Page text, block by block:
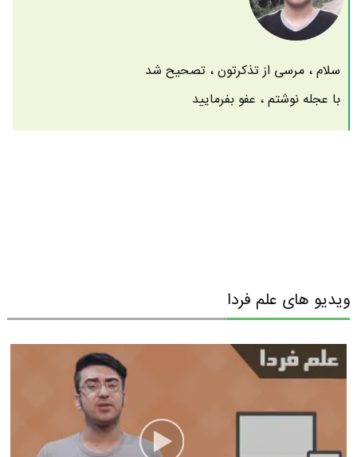
سلام ، مرسی از تذکرتون ، تصحیح شد
با عجله نوشتم ، عفو بفرمایید
ویدیو های علم فردا